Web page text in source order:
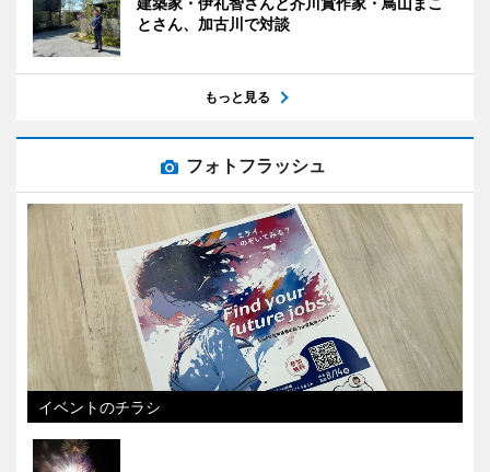
とさん、加古川で対談
もっと見る
フォトフラッシュ
イベントのチラシ